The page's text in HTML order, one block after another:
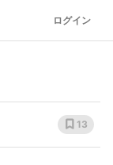
ログイン
13